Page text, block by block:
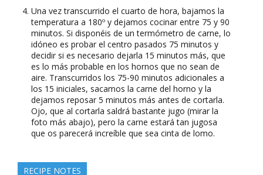
Una vez transcurrido el cuarto de hora, bajamos la
temperatura a 180º y dejamos cocinar entre 75 y 90
minutos. Si disponéis de un termómetro de carne, lo
idóneo es probar el centro pasados 75 minutos y
decidir si es necesario dejarla 15 minutos más, que
es lo más probable en los hornos que no sean de
aire. Transcurridos los 75-90 minutos adicionales a
los 15 iniciales, sacamos la carne del horno y la
dejamos reposar 5 minutos más antes de cortarla.
Ojo, que al cortarla saldrá bastante jugo (mirar la
foto más abajo), pero la carne estará tan jugosa
que os parecerá increíble que sea cinta de lomo.
RECIPE NOTES